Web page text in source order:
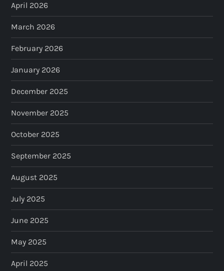
April 2026
March 2026
February 2026
January 2026
December 2025
November 2025
October 2025
September 2025
August 2025
July 2025
June 2025
May 2025
April 2025